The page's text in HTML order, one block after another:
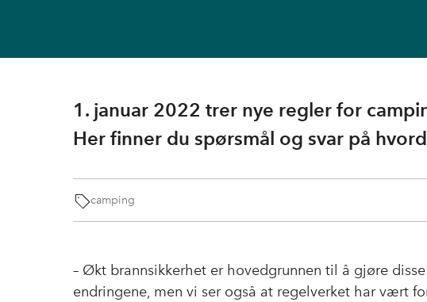
1. januar 2022 trer nye regler for
Her finner du spørsmål og svar på
camping
– Økt brannsikkerhet er hovedgrunnen til å gjøre disse
endringene, men vi ser også at regelverket har vært